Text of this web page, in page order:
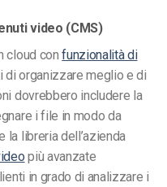
video (CMS)
cloud confunzionalità di
organizzare meglio e di
dovrebbero includere la
i file in modo da
la libreria dell’azienda
più avanzate
in grado di analizzare i